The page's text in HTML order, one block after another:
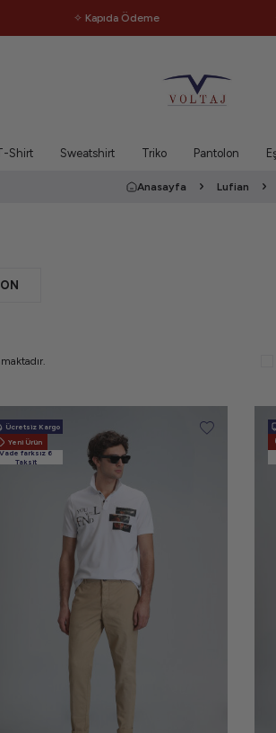
✧ Kapıda Ödeme ✧
Shirt Sweatshirt Triko Pantolon
Anasayfa Lufian
Ücretsiz Kargo
Yeni Ürün
Vade farksız 6
Taksit